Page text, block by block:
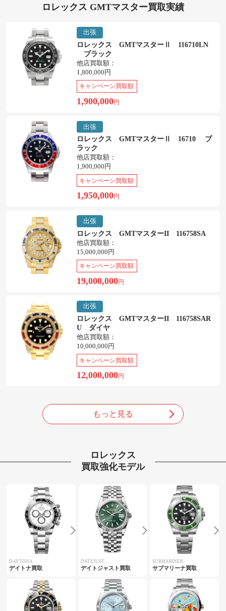
ロレックス GMTマスター買取実績
出張
ロレックス GMTマスターⅡ 116710LN
ブラック
他店買取額：
1,800,000円
キャンペーン買取額
1,900,000円
出張
ロレックス GMTマスターⅡ 16710 ブ
ラック
他店買取額：
1,900,000円
キャンペーン買取額
1,950,000円
出張
ロレックス GMTマスターII 116758SA
他店買取額：
15,000,000円
キャンペーン買取額
19,000,000円
出張
ロレックス GMTマスターII 116758SAR
U ダイヤ
他店買取額：
10,000,000円
キャンペーン買取額
12,000,000円
もっと見る
ロレックス
買取強化モデル
DAYTONA
デイトナ買取
DATEJUST
デイトジャスト買取
SUBMARINER
サブマリーナ買取